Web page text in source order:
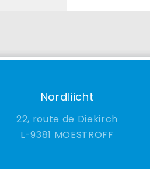
Nordliicht
22, route de Diekirch
9381 MOESTROFF